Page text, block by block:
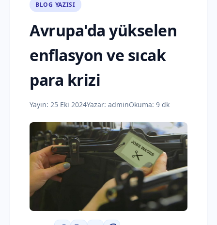
BLOG YAZISI
Avrupa'da yükselen
enflasyon ve sıcak
para krizi
Yayın: 25 Eki 2024Yazar: adminOkuma: 9 dk